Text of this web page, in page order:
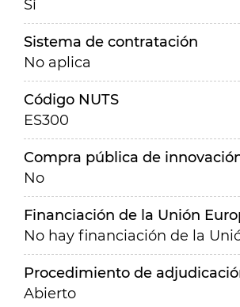
Sí
Sistema de contratación
No aplica
Código NUTS
ES300
Compra pública de
No
Financiación de la Unión
No hay financiación de la
Procedimiento de
Abierto